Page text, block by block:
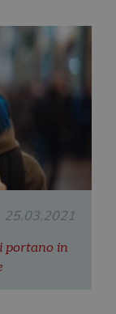
25.03.2021
portano in